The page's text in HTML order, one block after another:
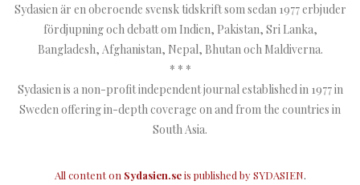
Sydasien är en oberoende svensk tidskrift som sedan 1977 erbjuder
fördjupning och debatt om Indien, Pakistan, Sri Lanka,
Bangladesh, Afghanistan, Nepal, Bhutan och Maldiverna.
* * *
Sydasien is a non-profit independent journal established in 1977 in
Sweden offering in-depth coverage on and from the countries in
South Asia.
All content on Sydasien.seis published bySYDASIEN.